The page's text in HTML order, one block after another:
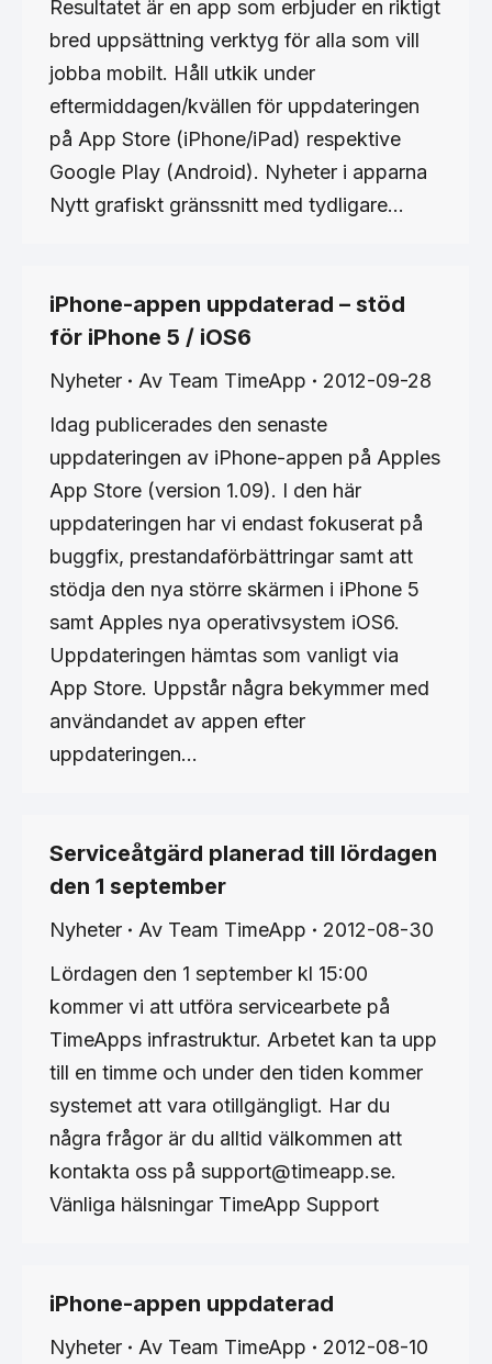
Resultatet är en app som erbjuder en riktigt
bred uppsättning verktyg för alla som vill
jobba mobilt. Håll utkik under
eftermiddagen/kvällen för uppdateringen
på App Store (iPhone/iPad) respektive
Google Play (Android). Nyheter i apparna
Nytt grafiskt gränssnitt med tydligare…
iPhone-appen uppdaterad – stöd
för iPhone 5 / iOS6
Nyheter Av Team TimeApp
2012-09-28
Idag publicerades den senaste
uppdateringen av iPhone-appen på Apples
App Store (version 1.09). I den här
uppdateringen har vi endast fokuserat på
buggfix, prestandaförbättringar samt att
stödja den nya större skärmen i iPhone 5
samt Apples nya operativsystem iOS6.
Uppdateringen hämtas som vanligt via
App Store. Uppstår några bekymmer med
användandet av appen efter
uppdateringen…
Serviceåtgärd planerad till lördagen
den 1 september
Nyheter Av Team TimeApp
2012-08-30
Lördagen den 1 september kl 15:00
kommer vi att utföra servicearbete på
TimeApps infrastruktur. Arbetet kan ta upp
till en timme och under den tiden kommer
systemet att vara otillgängligt. Har du
några frågor är du alltid välkommen att
kontakta oss på support@timeapp.se.
Vänliga hälsningar TimeApp Support
iPhone-appen uppdaterad
Nyheter Av Team TimeApp 2012-08-10